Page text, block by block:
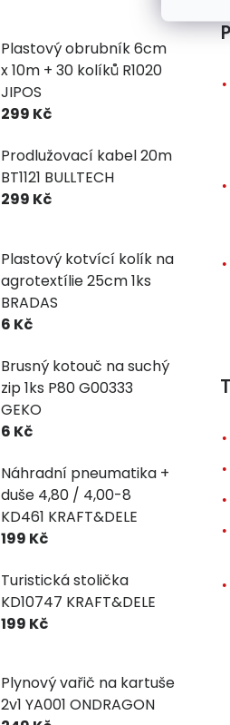
Plastový obrubník 6cm
x 10m + 30 kolíků R1020
JIPOS
299 Kč
Prodlužovací kabel 20m
BT1121 BULLTECH
299 Kč
Plastový kotvící kolík na
agrotextílie 25cm 1ks
BRADAS
6 Kč
Brusný kotouč na suchý
zip 1ks P80 G00333
GEKO
6 Kč
Náhradní pneumatika +
duše 4,80 / 4,00-8
KD461 KRAFT&DELE
199 Kč
Turistická stolička
KD10747 KRAFT&DELE
199 Kč
Plynový vařič na kartuše
2v1 YA001 ONDRAGON